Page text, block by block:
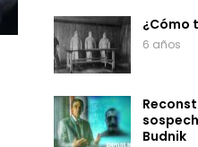
¿Cómo
6 años
Budnik